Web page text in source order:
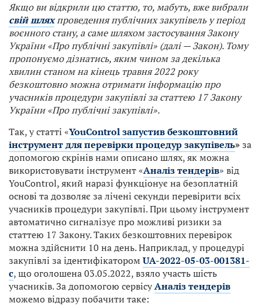
Якщо ви відкрили цю статтю, то, мабуть, вже вибрали
свій шляхпроведення публічних закупівель у період
воєнного стану, а саме шляхом застосування Закону
України «Про публічні закупівлі» (далі — Закон). Тому
пропонуємо дізнатись, яким чином за декілька
хвилин станом на кінець травня 2022 року
безкоштовно можна отримати інформацію про
учасників процедури закупівлі за статтею 17 Закону
України «Про публічні закупівлі».
Так, у статті «YouControl запустив безкоштовний
інструмент для перевірки процедур закупівель»за
допомогою скрінів нами описано шлях, як можна
використовувати інструмент «Аналіз тендерів» від
YouControl, який наразі функціонує на безоплатній
основі та дозволяє за лічені секунди перевірити всіх
учасників процедури закупівлі. При цьому інструмент
автоматично сигналізує про можливі ризики за
статтею 17 Закону. Таких безкоштовних перевірок
можна здійснити 10 на день. Наприклад, у процедурі
закупівлі за ідентифікатором UA-2022-05-03-001381-
c, що оголошена 03.05.2022, взяло участь шість
учасників. За допомогою сервісуАналіз тендерів
можемо відразу побачити таке: